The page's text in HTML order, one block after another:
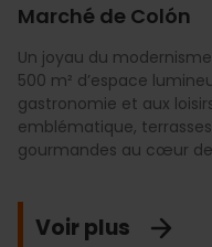
Marché de Colón
Un joyau du
500 m² d’espace
gastronomie et aux
emblématique,
gourmandes au cœur de
Voir plus